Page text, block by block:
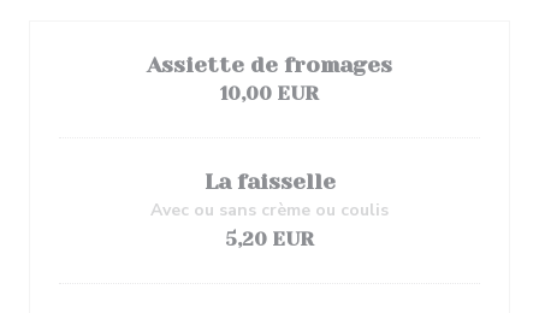
Assiette de fromages
10,00 EUR
La faisselle
Avec ou sans crème ou coulis
5,20 EUR